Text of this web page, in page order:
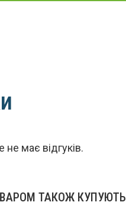
має відгуків.
ТАКОЖ КУПУЮТЬ